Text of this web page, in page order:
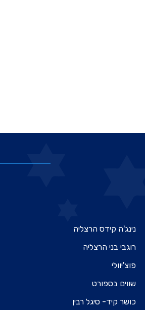
נינג'ה קידס הרצליה
רוגבי בני הרצליה
פוצ'יוולי
שווים בספורט
כושר קיד- סיגל רבין